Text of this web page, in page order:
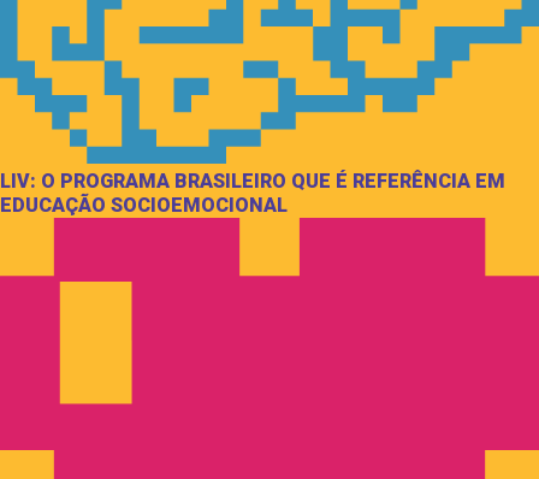
LIV: O PROGRAMA BRASILEIRO QUE É REFERÊNCIA EM
EDUCAÇÃO SOCIOEMOCIONAL